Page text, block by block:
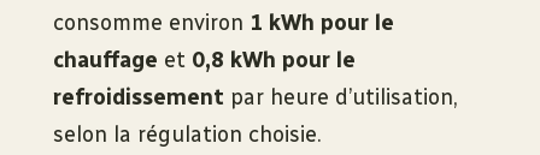
consomme environ 1 kWh pour le
chauffage et 0,8 kWh pour le
refroidissement par heure d’utilisation,
selon la régulation choisie.